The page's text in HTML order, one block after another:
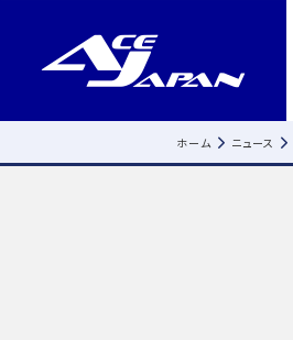
ホーム ニュース